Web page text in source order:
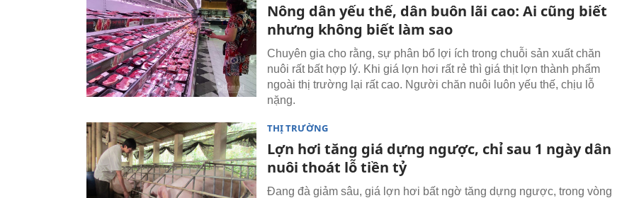
Nông dân yếu thế, dân buôn lãi cao: Ai cũng biết
nhưng không biết làm sao
Chuyên gia cho rằng, sự phân bổ lợi ích trong chuỗi sản xuất chăn
nuôi rất bất hợp lý. Khi giá lợn hơi rất rẻ thì giá thịt lợn thành phẩm
ngoài thị trường lại rất cao. Người chăn nuôi luôn yếu thế, chịu lỗ
nặng.
THỊ TRƯỜNG
Lợn hơi tăng giá dựng ngược, chỉ sau 1 ngày dân
nuôi thoát lỗ tiền tỷ
Đang đà giảm sâu, giá lợn hơi bất ngờ tăng dựng ngược, trong vòng